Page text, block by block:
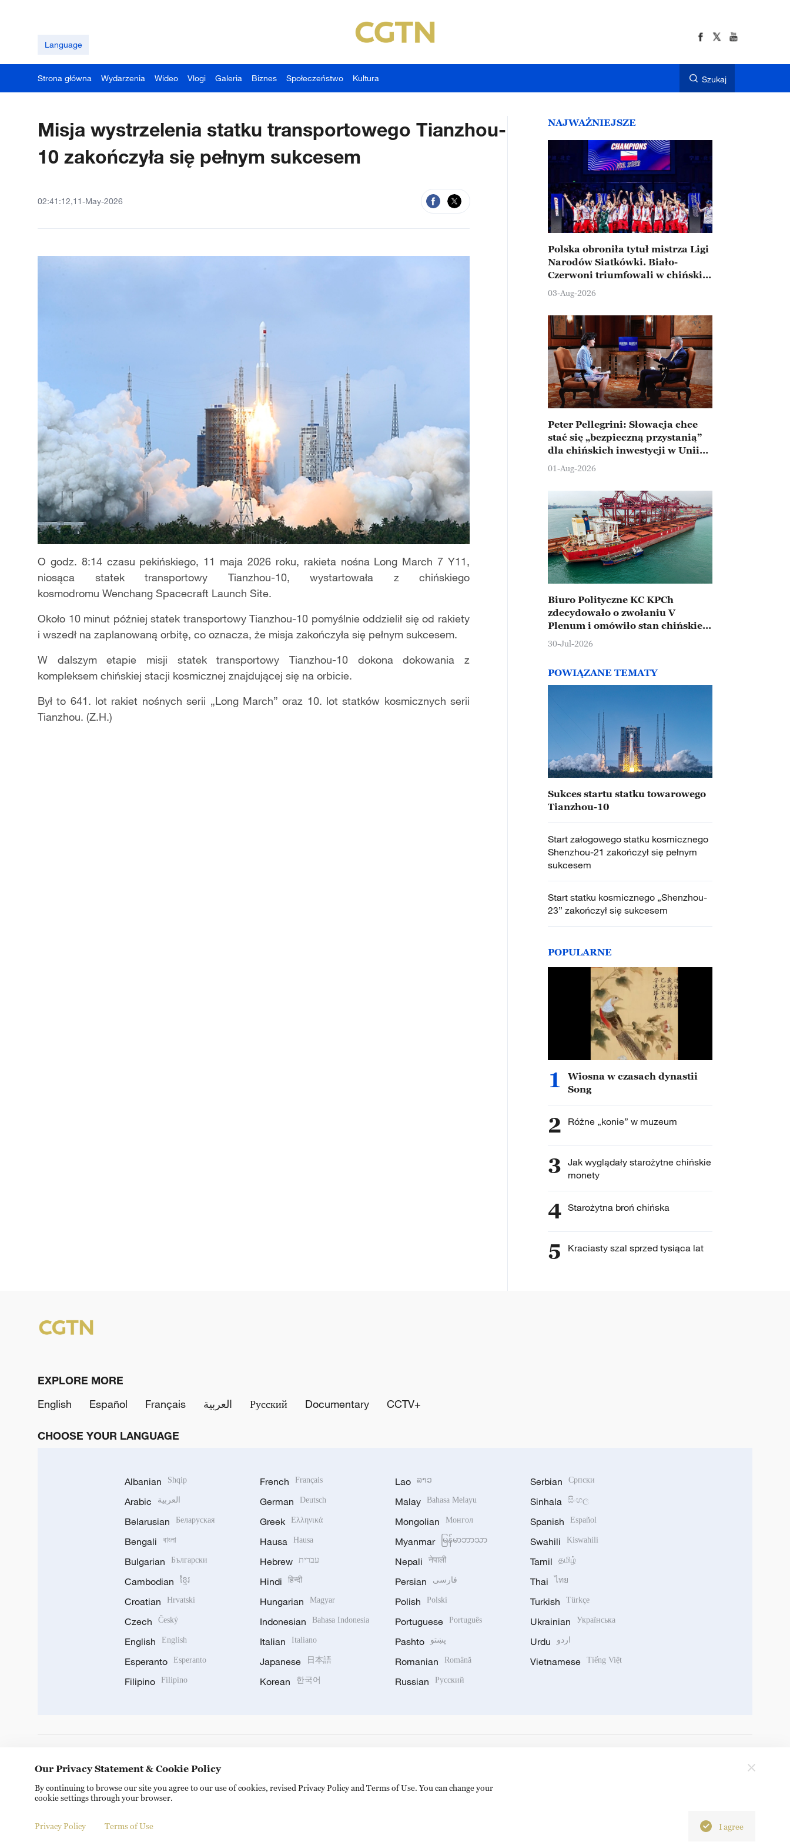
Language
Strona główna Wydarzenia Wideo Vlogi Galeria Biznes Społeczeństwo Kultura Szukaj
Misja wystrzelenia statku transportowego Tianzhou-
10 zakończyła się pełnym sukcesem
02:41:12,11-May-2026
O godz. 8:14 czasu pekińskiego, 11 maja 2026 roku, rakieta nośna Long March 7 Y11,
niosąca statek transportowy Tianzhou-10, wystartowała z chińskiego
kosmodromu Wenchang Spacecraft Launch Site.
Około 10 minut później statek transportowy Tianzhou-10 pomyślnie oddzielił się od rakiety
i wszedł na zaplanowaną orbitę, co oznacza, że misja zakończyła się pełnym sukcesem.
W dalszym etapie misji statek transportowy Tianzhou-10 dokona dokowania z
kompleksem chińskiej stacji kosmicznej znajdującej się na orbicie.
Był to 641. lot rakiet nośnych serii „Long March” oraz 10. lot statków kosmicznych serii
Tianzhou. (Z.H.)
NAJWAŻNIEJSZE
Polska obroniła tytuł mistrza Ligi
Narodów Siatkówki. Biało-
Czerwoni triumfowali w chińskim
Ningbo
03-Aug-2026
Peter Pellegrini: Słowacja chce
stać się „bezpieczną przystanią”
dla chińskich inwestycji w Unii
Europejskiej
01-Aug-2026
Biuro Polityczne KC KPCh
zdecydowało o zwołaniu V
Plenum i omówiło stan chińskiej
gospodarki
30-Jul-2026
POWIĄZANE TEMATY
Sukces startu statku towarowego
Tianzhou-10
Start załogowego statku kosmicznego
Shenzhou-21 zakończył się pełnym
sukcesem
Start statku kosmicznego „Shenzhou-
23” zakończył się sukcesem
POPULARNE
1
Wiosna w czasach dynastii
Song
2 Różne „konie” w muzeum
3 Jak wyglądały starożytne chińskie
monety
4 Starożytna broń chińska
5 Kraciasty szal sprzed tysiąca lat
EXPLORE MORE
English
Español Français العربية Русский Documentary CCTV+
CHOOSE YOUR LANGUAGE
Albanian Shqip
Arabic العربية
Belarusian Беларуская
Bengali বাংলা
Bulgarian Български
Cambodian ខ្មែរ
Croatian Hrvatski
Czech Český
English English
Esperanto Esperanto
Filipino Filipino
French Français
German Deutsch
Greek Ελληνικά
Hausa Hausa
Hebrew עברית
Hindi हिन्दी
Hungarian Magyar
Indonesian Bahasa Indonesia
Italian Italiano
Japanese 日本語
Korean 한국어
Lao ລາວ
Malay Bahasa Melayu
Mongolian Монгол
Myanmar မြန်မာဘာသာ
Nepali नेपाली
Persian فارسی
Polish Polski
Portuguese Português
Pashto پښتو
Romanian Română
Russian Русский
Serbian Српски
Sinhala සිංහල
Spanish Español
Swahili Kiswahili
Tamil தமிழ்
Thai ไทย
Turkish Türkçe
Ukrainian Українська
Urdu اردو
Vietnamese Tiếng Việt
Copyright © 2024 CGTN. 京ICP备20000184号
Our Privacy Statement & Cookie Policy
By continuing to browse our site you agree to our use of cookies, revised Privacy Policy and Terms of Use. You can change your
cookie settings through your browser.
Privacy Policy Terms of Use I agree